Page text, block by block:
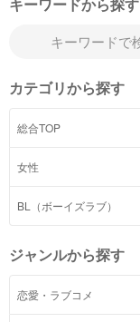
キーワードから探す
カテゴリから探す
総合TOP
女性
BL（ボーイズラブ）
ジャンルから探す
恋愛・ラブコメ